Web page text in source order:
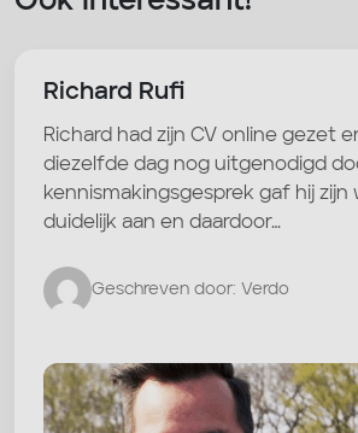
Richard Rufi
Richard had zijn CV online gezet
diezelfde dag nog uitgenodigd
kennismakingsgesprek gaf hij zijn
duidelijk aan en daardoor…
Geschreven door: Verdo